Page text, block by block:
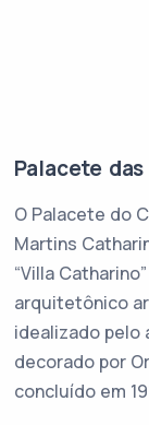
Palacete
O Palacete do
Martins
“Villa
arquitetônico
idealizado pelo
decorado por
concluído em